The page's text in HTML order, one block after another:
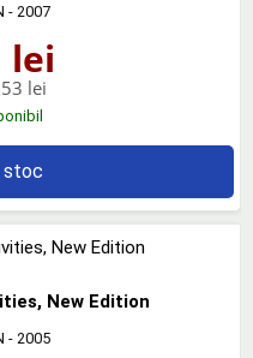
- 2007
lei
lei
stoc
New Edition
- 2005